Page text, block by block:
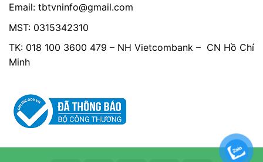
Email: tbtvninfo@gmail.com
MST: 0315342310
TK: 018 100 3600 479 – NH Vietcombank – CN Hồ Chí
Minh